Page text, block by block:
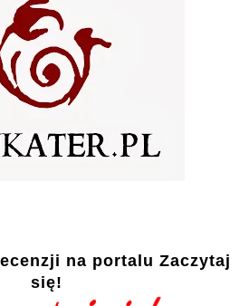
na portalu Zaczytaj
się!